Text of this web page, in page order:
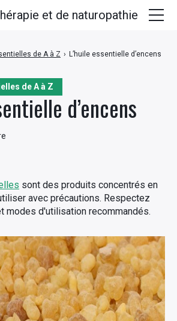
de A à Z
d’encens
de A à Z › L’huile essentielle d’encens
sont des produits concentrés en
avec précautions. Respectez
modes d'utilisation recommandés.
et de naturopathie